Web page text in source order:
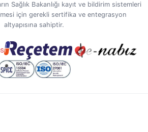
Sağlık Bakanlığı kayıt ve bildirim sistemleri
için gerekli sertifika ve entegrasyon
altyapısına sahiptir.